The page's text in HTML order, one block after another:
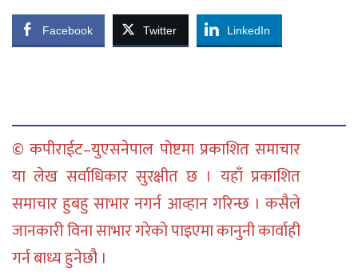
Facebook Twitter LinkedIn
© कपीराईट–युएसनेपाल पोष्टमा प्रकाशित समाचार
या लेख सर्वाधिकार सुरक्षीत छ । यहाँ प्रकाशित
समाचार हुबहु साभार नगर्न आव्हान गरिन्छ । कसैले
जानकारी विना साभार गरेको पाइएमा कानुनी कार्वाही
गर्न बाध्य हुनेछौ ।